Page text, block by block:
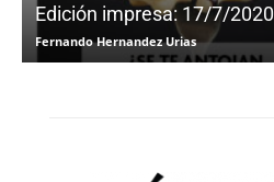
Edición impresa: 17/7/2020
Fernando Hernandez Urias